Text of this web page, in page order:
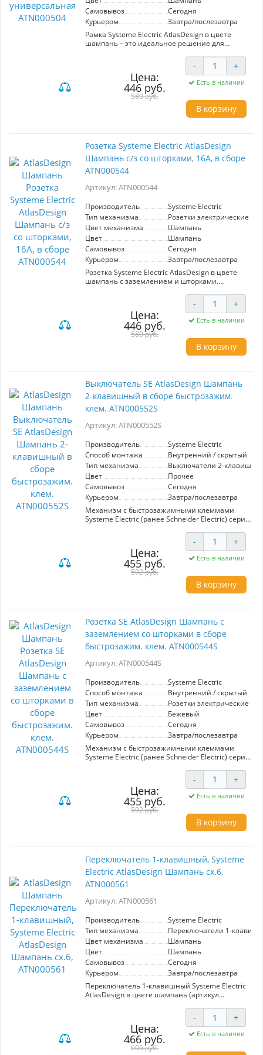
Самовывоз
Сегодня
Курьером
Завтра/послезавтра
Рамка Systeme Electric AtlasDesign в цвете
шампань – это идеальное решение для
и выключателей в вашем интерьере.
Универсальный дизайн и четыре модуля
обеспечивают гибкость в использовании,
позволяя разместить различные механизмы
по вашему выбору.
Эта рамка станет отличным дополнением для
придавая им элегантный вид. Она будет
особенно полезна в гостиных, спальнях и
офисах, где важен не только функционал, но и
эстетика. Высокое качество материалов
гарантирует долговечность и надежность в
эксплуатации. Выберите рамку Systeme Electric
AtlasDesign и добавьте штрих роскоши в ваш
дом или рабочее пространство.
Цена:
446 руб.
580 руб.
- +
Есть в наличии
В корзину
Розетка Systeme Electric AtlasDesign
Шампань с/з со шторками, 16А, в сборе
ATN000544
Артикул: ATN000544
Производитель
Systeme Electric
Тип механизма
Розетки электрические
Цвет механизма
Шампань
Цвет
Шампань
Самовывоз
Сегодня
Курьером
Завтра/послезавтра
Розетка Systeme Electric AtlasDesign в цвете
шампань с заземлением и шторками.
подходит для безопасного подключения
электрооборудования. Эстетичный дизайн
сочетается с надежностью и долговечностью.
Подходит для использования в жилых и
офисных помещениях.
Цена:
446 руб.
580 руб.
- +
Есть в наличии
В корзину
Выключатель SE AtlasDesign Шампань
2-клавишный в сборе быстрозажим.
клем. ATN000552S
Артикул: ATN000552S
Производитель
Systeme Electric
Способ монтажа
Внутренний / скрытый
Тип механизма
Выключатели 2-
Цвет
Прочее
Самовывоз
Сегодня
Курьером
Завтра/послезавтра
Механизм с быстрозажимными клеммами
Systeme Electric (ранее Schneider Electric) серии
выключателя в сборе подходит для сетей 250
В, на ток 10 А. С помощью новых
быстрозажимных клемм монтаж розеток и
выключателей стал намного быстрее. Теперь
подключение не требует использования
Лицевые детали из качественного ABS-
излучению.
Цена:
455 руб.
592 руб.
- +
Есть в наличии
В корзину
Розетка SE AtlasDesign Шампань с
заземлением со шторками в сборе
быстрозажим. клем. ATN000544S
Артикул: ATN000544S
Производитель
Systeme Electric
Способ монтажа
Внутренний / скрытый
Тип механизма
Розетки электрические
Цвет
Бежевый
Самовывоз
Сегодня
Курьером
Завтра/послезавтра
Механизм с быстрозажимными клеммами
Systeme Electric (ранее Schneider Electric) серии
одинарной с заземлением и со штороками в
сборе подходит для сетей 250 В, на ток 16 А. С
помощью новых быстрозажимных клемм
монтаж розеток и выключателей стал намного
быстрее. Теперь подключение не требует
Лицевые детали из качественного ABS-
излучению.
Цена:
455 руб.
592 руб.
- +
Есть в наличии
В корзину
Переключатель 1-клавишный, Systeme
Electric AtlasDesign Шампань сх.6,
ATN000561
Артикул: ATN000561
Производитель
Systeme Electric
Тип механизма
Переключатели 1-
Цвет механизма
Шампань
Цвет
Шампань
Самовывоз
Сегодня
Курьером
Завтра/послезавтра
Переключатель 1-клавишный Systeme Electric
AtlasDesign в цвете шампань (артикул
управления освещением в вашем доме. Он
предназначен для работы в сетях
напряжением 250 В и способен выдерживать
ток до 10 А. Данная модель предназначена для
управления одним источником света с двух
Цена:
466 руб.
606 руб.
- +
Есть в наличии